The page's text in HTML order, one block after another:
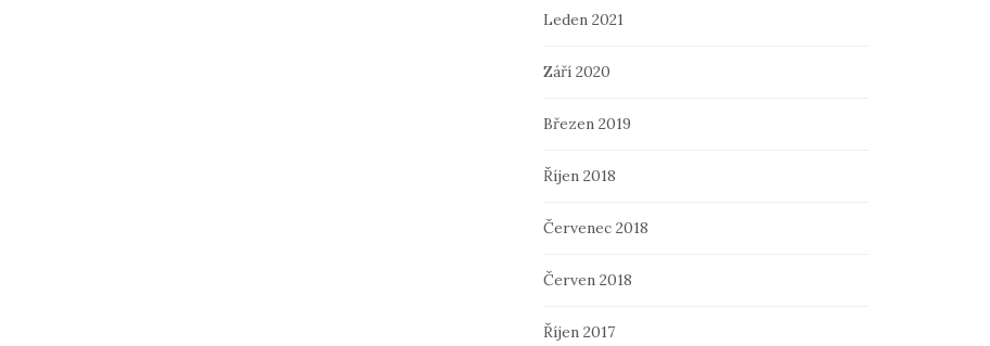
Leden 2021
Září 2020
Březen 2019
Říjen 2018
Červenec 2018
Červen 2018
Říjen 2017